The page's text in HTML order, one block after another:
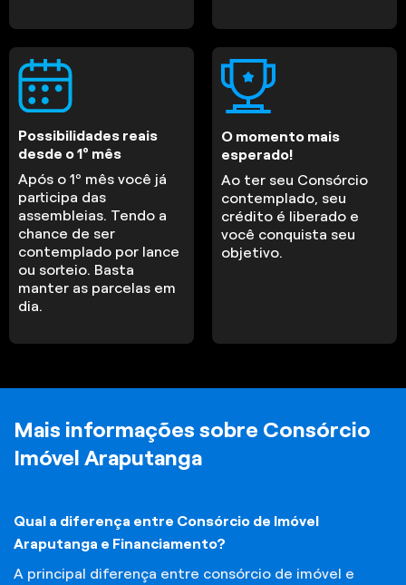
Possibilidades reais
desde o 1º mês
Após o 1º mês você já
participa das
assembleias. Tendo a
chance de ser
contemplado por lance
ou sorteio. Basta
manter as parcelas em
dia.
O momento mais
esperado!
Ao ter seu Consórcio
contemplado, seu
crédito é liberado e
você conquista seu
objetivo.
Mais informações sobre Consórcio
Imóvel Araputanga
Qual a diferença entre Consórcio de Imóvel
Araputanga e Financiamento?
A principal diferença entre consórcio de imóvel e